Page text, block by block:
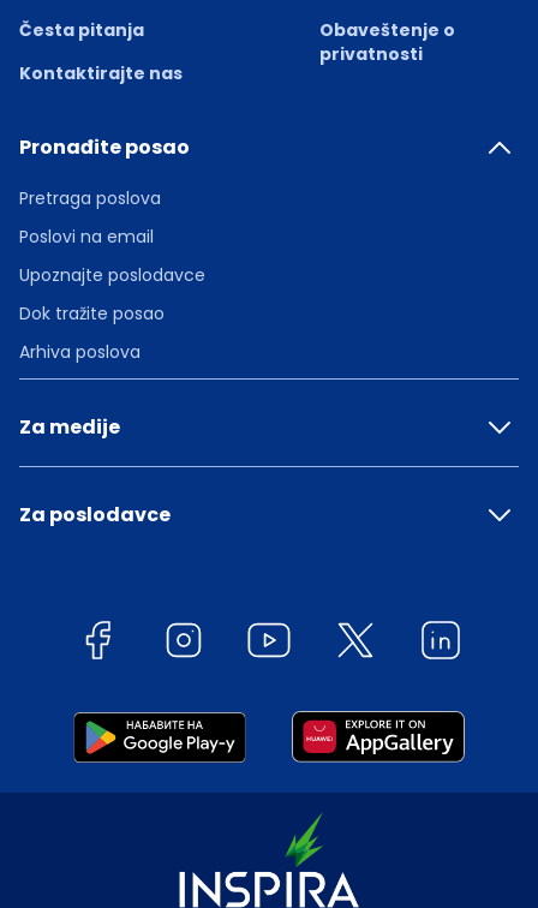
Česta pitanja
Kontaktirajte nas
Obaveštenje o
privatnosti
Pronađite posao
Pretraga poslova
Poslovi na email
Upoznajte poslodavce
Dok tražite posao
Arhiva poslova
Za medije
Za poslodavce